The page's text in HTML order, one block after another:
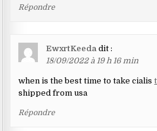
Répondre
EwxrtKeeda dit :
18/09/2022 à 19 h 16 min
when is the best time to take cialis
shipped from usa
Répondre